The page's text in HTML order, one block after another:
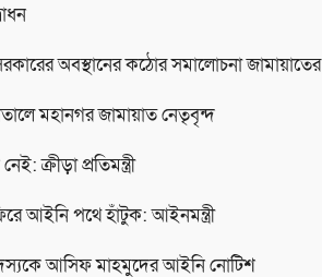
অবস্থানের কঠোর সমালোচনা জামায়াতের
মহানগর জামায়াত নেতৃবৃন্দ
ক্রীড়া প্রতিমন্ত্রী
আইনি পথে হাঁটুক: আইনমন্ত্রী
আসিফ মাহমুদের আইনি নোটিশ